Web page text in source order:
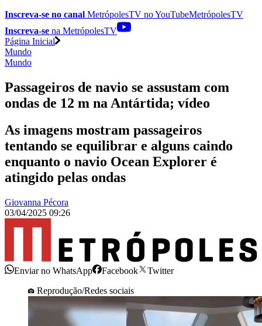
Inscreva-se no canal MetrópolesTV noYouTubeMetrópolesTV
Inscreva-se na MetrópolesTV
Página Inicial
Mundo
Mundo
Passageiros de navio se assustam com
ondas de 12 m na Antártida; vídeo
As imagens mostram passageiros
tentando se equilibrar e alguns caindo
enquanto o navio Ocean Explorer é
atingido pelas ondas
Giovanna Pécora
03/04/2025 09:26
Enviar no WhatsApp Facebook
Twitter
Reprodução/Redes sociais